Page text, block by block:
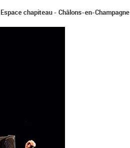
Espace chapiteau - Châlons-en-Champagne